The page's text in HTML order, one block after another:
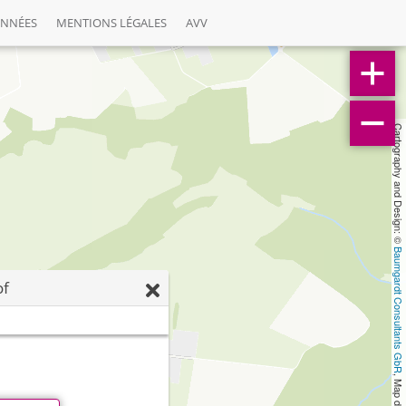
MENTIONS LÉGALES AVV
Cartography and Design: ©
Baumgardt Consultants GbR